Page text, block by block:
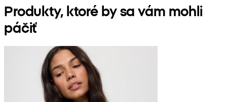
Produkty, ktoré by sa vám mohli
páčiť